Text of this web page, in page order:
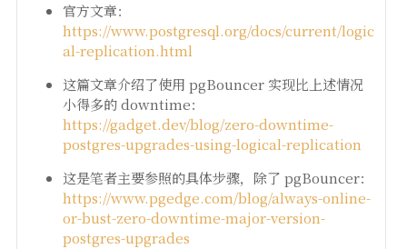
官方文章：
https://www.postgresql.org/docs/current/logic
al-replication.html
这篇文章介绍了使用 pgBouncer 实现比上述情况
小得多的 downtime：
https://gadget.dev/blog/zero-downtime-
postgres-upgrades-using-logical-replication
这是笔者主要参照的具体步骤，除了 pgBouncer：
https://www.pgedge.com/blog/always-online-
or-bust-zero-downtime-major-version-
postgres-upgrades